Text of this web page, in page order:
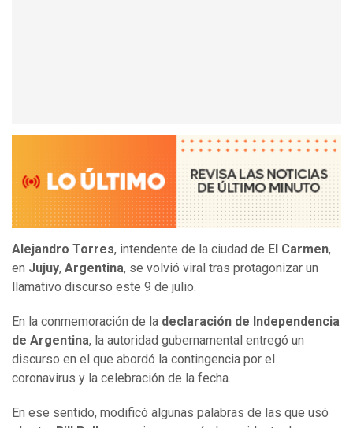
Alejandro Torres, intendente de la ciudad de El Carmen,
en Jujuy, Argentina, se volvió viral tras protagonizar un
llamativo discurso este 9 de julio.
En la conmemoración de la declaración de Independencia
de Argentina, la autoridad gubernamental entregó un
discurso en el que abordó la contingencia por el
coronavirus y la celebración de la fecha.
En ese sentido, modificó algunas palabras de las que usó